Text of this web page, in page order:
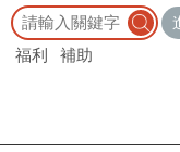
福利
補助